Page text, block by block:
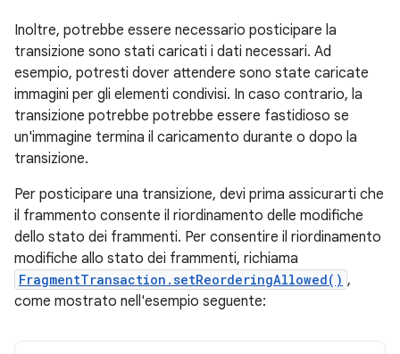
Inoltre, potrebbe essere necessario posticipare la
transizione sono stati caricati i dati necessari. Ad
esempio, potresti dover attendere sono state caricate
immagini per gli elementi condivisi. In caso contrario, la
transizione potrebbe potrebbe essere fastidioso se
un'immagine termina il caricamento durante o dopo la
transizione.
Per posticipare una transizione, devi prima assicurarti che
il frammento consente il riordinamento delle modifiche
dello stato dei frammenti. Per consentire il riordinamento
modifiche allo stato dei frammenti, richiama
FragmentTransaction.setReorderingAllowed() ,
come mostrato nell'esempio seguente: